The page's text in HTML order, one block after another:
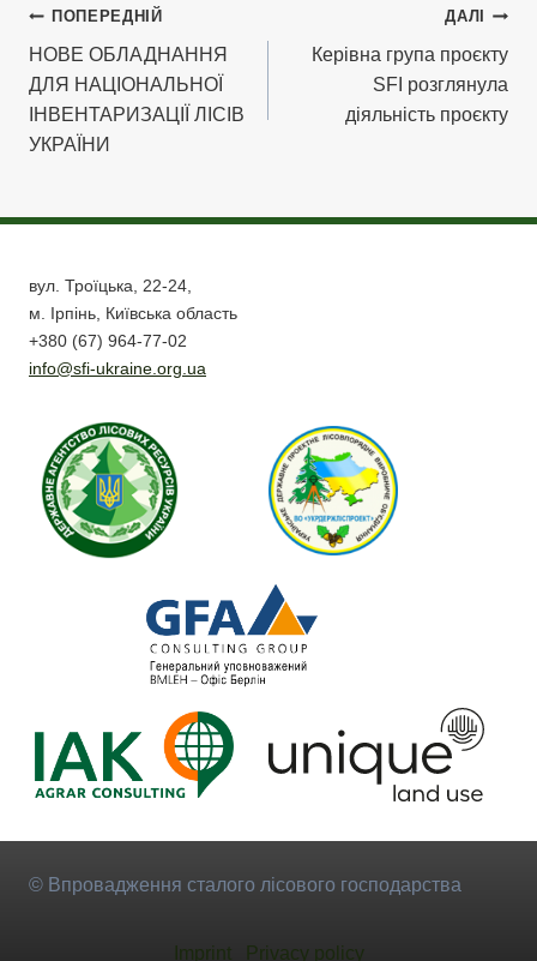
Навігація
записів
ПОПЕРЕДНІЙ
НОВЕ ОБЛАДНАННЯ
ДЛЯ НАЦІОНАЛЬНОЇ
ІНВЕНТАРИЗАЦІЇ ЛІСІВ
УКРАЇНИ
ДАЛІ
Керівна група проєкту
SFI розглянула
діяльність проєкту
вул. Троїцька, 22-24,
м. Ірпінь, Київська область
+380 (67) 964-77-02
info@sfi-ukraine.org.ua
© Впровадження сталого лісового господарства
Imprint Privacy policy